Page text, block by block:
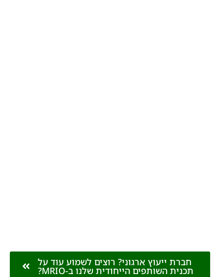
חברת ייעוץ ארגוני? רוצים לשמוע עוד על
תכנית השותפים הייחודית שלנו ב-MRIO?